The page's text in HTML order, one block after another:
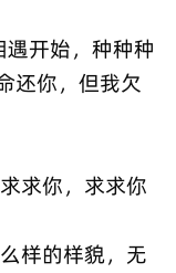
开始，种种种
还你，但我欠
求你，求求你
样的样貌，无